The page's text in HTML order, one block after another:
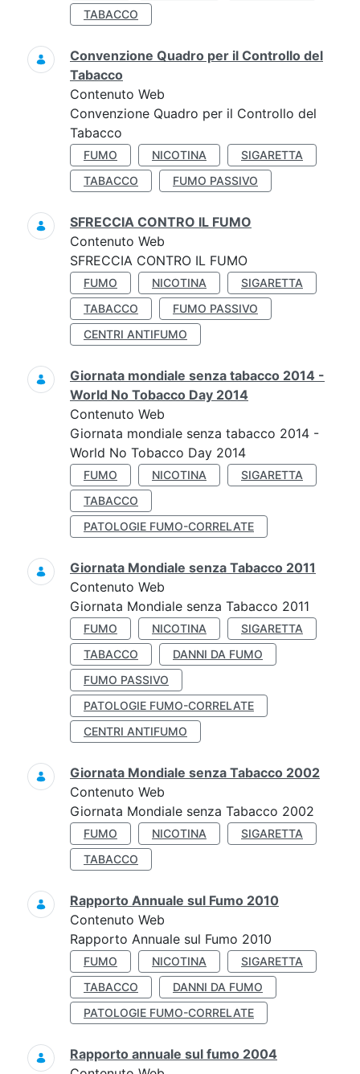
TABACCO
Convenzione Quadro per il Controllo del
Tabacco
Contenuto Web
Convenzione Quadro per il Controllo del
Tabacco
FUMO NICOTINA
SIGARETTA
TABACCO
FUMO PASSIVO
SFRECCIA CONTRO IL FUMO
Contenuto Web
SFRECCIA CONTRO IL FUMO
FUMO NICOTINA
SIGARETTA
TABACCO
FUMO PASSIVO
CENTRI ANTIFUMO
Giornata mondiale senza tabacco 2014 -
World No Tobacco Day 2014
Contenuto Web
Giornata mondiale senza tabacco 2014 -
World No Tobacco Day 2014
FUMO NICOTINA
SIGARETTA
TABACCO
PATOLOGIE FUMO-CORRELATE
Giornata Mondiale senza Tabacco 2011
Contenuto Web
Giornata Mondiale senza Tabacco 2011
FUMO NICOTINA
SIGARETTA
TABACCO
DANNI DA FUMO
FUMO PASSIVO
PATOLOGIE FUMO-CORRELATE
CENTRI ANTIFUMO
Giornata Mondiale senza Tabacco 2002
Contenuto Web
Giornata Mondiale senza Tabacco 2002
FUMO NICOTINA
SIGARETTA
TABACCO
Rapporto Annuale sul Fumo 2010
Contenuto Web
Rapporto Annuale sul Fumo 2010
FUMO NICOTINA
SIGARETTA
TABACCO
DANNI DA FUMO
PATOLOGIE FUMO-CORRELATE
Rapporto annuale sul fumo 2004